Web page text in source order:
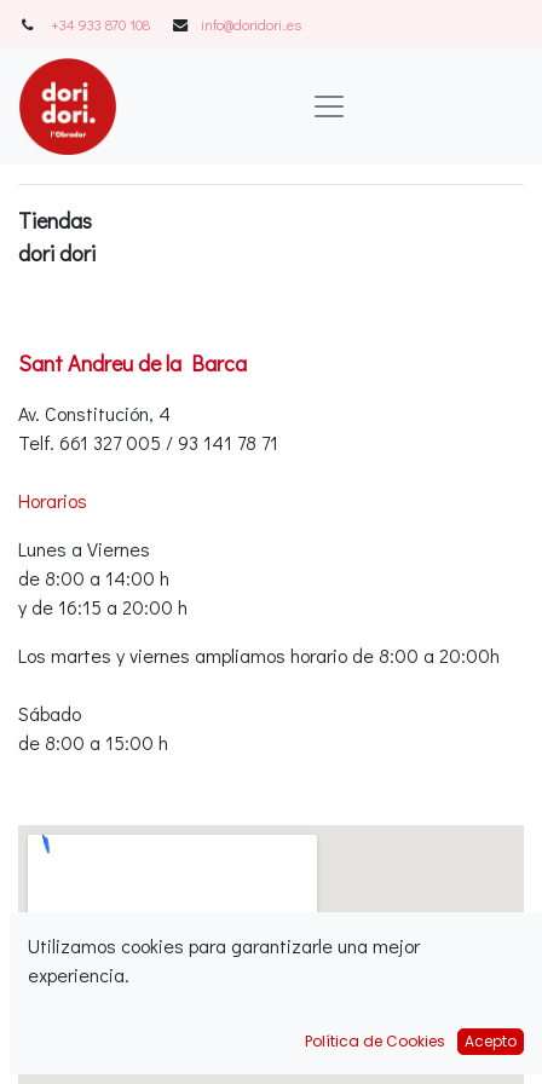
+34 933 870 108 info@doridori..es
Tiendas
dori dori
Sant Andreu de la Barca
Av. Constitución, 4
Telf. 661 327 005 / 93 141 78 71
Horarios
Lunes a Viernes
de 8:00 a 14:00 h
y de 16:15 a 20:00 h
Los martes yviernes ampliamos horario de 8:00 a 20:00h
Sábado
de 8:00 a 15:00 h
Utilizamos cookies para garantizarle una mejor
experiencia.
Política de Cookies Acepto